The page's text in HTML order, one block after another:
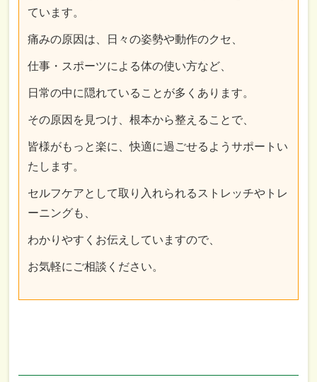
ています。
痛みの原因は、日々の姿勢や動作のクセ、
仕事・スポーツによる体の使い方など、
日常の中に隠れていることが多くあります。
その原因を見つけ、根本から整えることで、
皆様がもっと楽に、快適に過ごせるようサポートい
たします。
セルフケアとして取り入れられるストレッチやトレ
ーニングも、
わかりやすくお伝えしていますので、
お気軽にご相談ください。